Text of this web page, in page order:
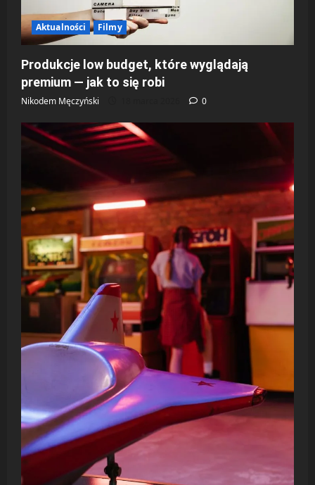
Aktualności Filmy
Produkcje low budget, które wyglądają
premium — jak to się robi
Nikodem Męczyński 0